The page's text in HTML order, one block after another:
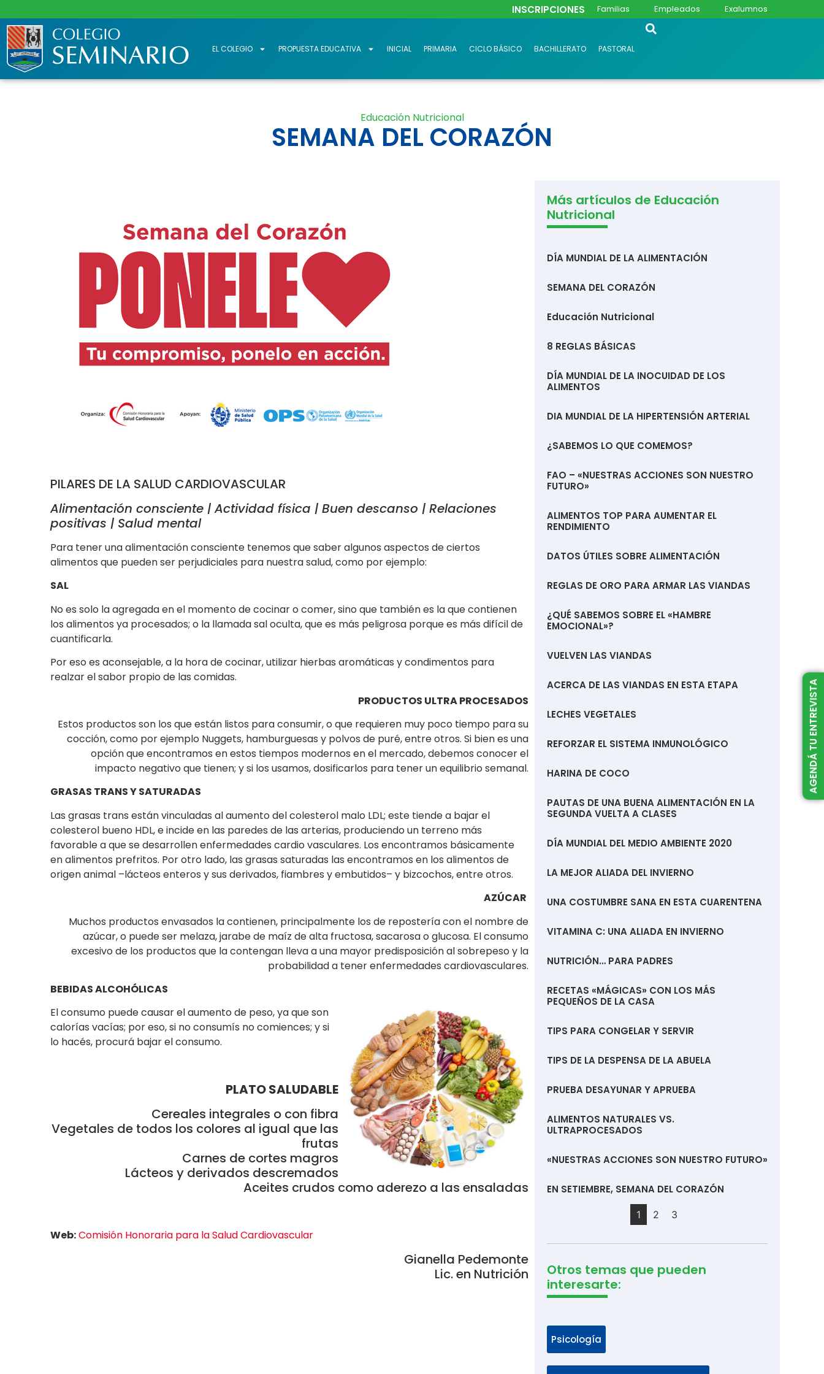
INSCRIPCIONES Familias Empleados Exalumnos
EL COLEGIO PROPUESTA EDUCATIVA INICIAL PRIMARIA CICLO BÁSICO BACHILLERATO PASTORAL
Educación Nutricional
SEMANA DEL CORAZÓN
PILARES DE LA SALUD CARDIOVASCULAR
Alimentación consciente | Actividad física | Buen descanso | Relaciones
positivas | Salud mental
Para tener una alimentación consciente tenemos que saber algunos aspectos de ciertos
alimentos que pueden ser perjudiciales para nuestra salud, como por ejemplo:
SAL
No es solo la agregada en el momento de cocinar o comer, sino que también es la que contienen
los alimentos ya procesados; o la llamada sal oculta, que es más peligrosa porque es más difícil de
cuantificarla.
Por eso es aconsejable, a la hora de cocinar, utilizar hierbas aromáticas y condimentos para
realzar el sabor propio de las comidas.
PRODUCTOS ULTRA PROCESADOS
Estos productos son los que están listos para consumir, o que requieren muy poco tiempo para su
cocción, como por ejemplo Nuggets, hamburguesas y polvos de puré, entre otros. Si bien es una
opción que encontramos en estos tiempos modernos en el mercado, debemos conocer el
impacto negativo que tienen; y si los usamos, dosificarlos para tener un equilibrio semanal.
GRASAS TRANS Y SATURADAS
Las grasas trans están vinculadas al aumento del colesterol malo LDL; este tiende a bajar el
colesterol bueno HDL, e incide en las paredes de las arterias, produciendo un terreno más
favorable a que se desarrollen enfermedades cardio vasculares. Los encontramos básicamente
en alimentos prefritos. Por otro lado, las grasas saturadas las encontramos en los alimentos de
origen animal –lácteos enteros y sus derivados, fiambres y embutidos– y bizcochos, entre otros.
AZÚCAR
Muchos productos envasados la contienen, principalmente los de repostería con el nombre de
azúcar, o puede ser melaza, jarabe de maíz de alta fructosa, sacarosa o glucosa. El consumo
excesivo de los productos que la contengan lleva a una mayor predisposición al sobrepeso y la
probabilidad a tener enfermedades cardiovasculares.
BEBIDAS ALCOHÓLICAS
El consumo puede causar el aumento de peso, ya que son
calorías vacías; por eso, si no consumís no comiences; y si
lo hacés, procurá bajar el consumo.
PLATO SALUDABLE
Cereales integrales o con fibra
Vegetales de todos los colores al igual que las
frutas
Carnes de cortes magros
Lácteos y derivados descremados
Aceites crudos como aderezo a las ensaladas
Web:Comisión Honoraria para la Salud Cardiovascular
Gianella Pedemonte
Lic. en Nutrición
Más artículos de Educación
Nutricional
DÍA MUNDIAL DE LA ALIMENTACIÓN
SEMANA DEL CORAZÓN
Educación Nutricional
8 REGLAS BÁSICAS
DÍA MUNDIAL DE LA INOCUIDAD DE LOS
ALIMENTOS
DIA MUNDIAL DE LA HIPERTENSIÓN ARTERIAL
¿SABEMOS LO QUE COMEMOS?
FAO – «NUESTRAS ACCIONES SON NUESTRO
FUTURO»
ALIMENTOS TOP PARA AUMENTAR EL
RENDIMIENTO
DATOS ÚTILES SOBRE ALIMENTACIÓN
REGLAS DE ORO PARA ARMAR LAS VIANDAS
¿QUÉ SABEMOS SOBRE EL «HAMBRE
EMOCIONAL»?
VUELVEN LAS VIANDAS
ACERCA DE LAS VIANDAS EN ESTA ETAPA
LECHES VEGETALES
REFORZAR EL SISTEMA INMUNOLÓGICO
HARINA DE COCO
PAUTAS DE UNA BUENA ALIMENTACIÓN EN LA
SEGUNDA VUELTA A CLASES
DÍA MUNDIAL DEL MEDIO AMBIENTE 2020
LA MEJOR ALIADA DEL INVIERNO
UNA COSTUMBRE SANA EN ESTA CUARENTENA
VITAMINA C: UNA ALIADA EN INVIERNO
NUTRICIÓN… PARA PADRES
RECETAS «MÁGICAS» CON LOS MÁS
PEQUEÑOS DE LA CASA
TIPS PARA CONGELAR Y SERVIR
TIPS DE LA DESPENSA DE LA ABUELA
PRUEBA DESAYUNAR Y APRUEBA
ALIMENTOS NATURALES VS.
ULTRAPROCESADOS
«NUESTRAS ACCIONES SON NUESTRO FUTURO»
EN SETIEMBRE, SEMANA DEL CORAZÓN
1 2 3
Otros temas que pueden
interesarte:
Psicología
AGENDÁ TU ENTREVISTA